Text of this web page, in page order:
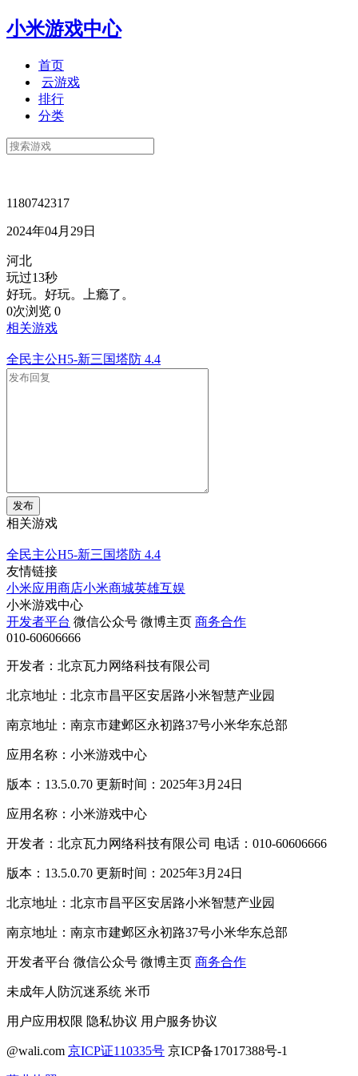
小米游戏中心
首页
云游戏
排行
分类
1180742317
2024年04月29日
河北
玩过13秒
好玩。好玩。上瘾了。
0次浏览 0
相关游戏
全民主公H5-新三国塔防 4.4
发布
相关游戏
全民主公H5-新三国塔防 4.4
友情链接
小米应用商店小米商城英雄互娱
小米游戏中心
开发者平台 微信公众号 微博主页 商务合作
010-60606666
开发者：北京瓦力网络科技有限公司
北京地址：北京市昌平区安居路小米智慧产业园
南京地址：南京市建邺区永初路37号小米华东总部
应用名称：小米游戏中心
版本：13.5.0.70 更新时间：2025年3月24日
应用名称：小米游戏中心
开发者：北京瓦力网络科技有限公司 电话：010-60606666
版本：13.5.0.70 更新时间：2025年3月24日
北京地址：北京市昌平区安居路小米智慧产业园
南京地址：南京市建邺区永初路37号小米华东总部
开发者平台 微信公众号 微博主页 商务合作
未成年人防沉迷系统 米币
用户应用权限 隐私协议 用户服务协议
@wali.com 京ICP证110335号 京ICP备17017388号-1